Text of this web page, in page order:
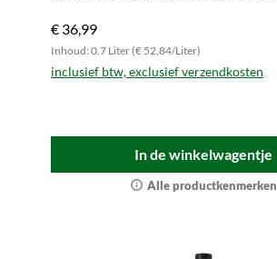
€ 36,99
Inhoud: 0.7 Liter (€ 52,84/Liter)
inclusief btw, exclusief verzendkosten
In de winkelwagentje
Alle productkenmerken